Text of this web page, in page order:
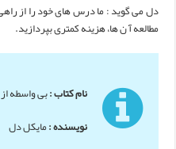
دل می گوید : ما درس های خود را از
مطالعه آ ن ها، هزینه کمتری بپردازید.
نام کتاب:بی واسطه
نویسنده:مایکل دل